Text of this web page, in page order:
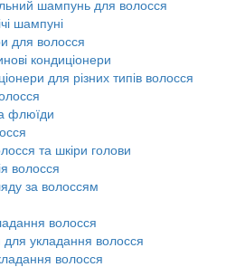
шампунь для волосся
шампуні
для волосся
кондиціонери
для різних типів волосся
флюїди
та шкіри голови
волосся
за волоссям
волосся
для укладання волосся
волосся